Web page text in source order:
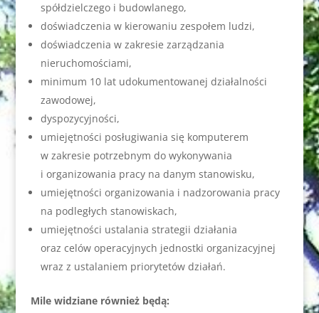
spółdzielczego i budowlanego,
doświadczenia w kierowaniu zespołem ludzi,
doświadczenia w zakresie zarządzania
nieruchomościami,
minimum 10 lat udokumentowanej działalności
zawodowej,
dyspozycyjności,
umiejętności posługiwania się komputerem
w zakresie potrzebnym do wykonywania
i organizowania pracy na danym stanowisku,
umiejętności organizowania i nadzorowania pracy
na podległych stanowiskach,
umiejętności ustalania strategii działania
oraz celów operacyjnych jednostki organizacyjnej
wraz z ustalaniem priorytetów działań.
Mile widziane również będą: